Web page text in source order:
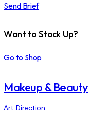
Send Brief
Want to Stock Up?
Go to Shop
Makeup & Beauty
Art Direction